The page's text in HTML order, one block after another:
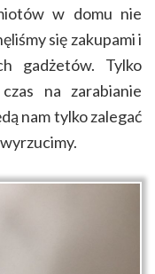
w domu nie
się zakupami i
gadżetów. Tylko
na zarabianie
nam tylko zalegać